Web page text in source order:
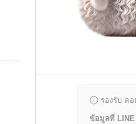
รองรับ ค
ข้อมูลที่ LINE